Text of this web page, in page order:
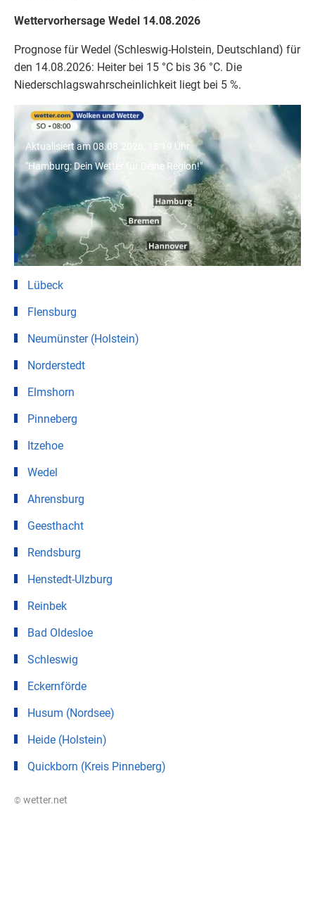
Wettervorhersage Wedel 14.08.2026
Prognose für Wedel (Schleswig-Holstein, Deutschland) für
den 14.08.2026: Heiter bei 15 °C bis 36 °C. Die
Niederschlagswahrscheinlichkeit liegt bei 5 %.
"Hamburg: Dein Wetter für Deine Region!"
Aktualisiert am 08.08.2026, 18:19 Uhr
"Hamburg: Dein Wetter für Deine Region!"
Wetter für Städte in Schleswig-Holstein
Hamburg
Kiel
Lübeck
Flensburg
Neumünster (Holstein)
Norderstedt
Elmshorn
Pinneberg
Itzehoe
Wedel
Ahrensburg
Geesthacht
Rendsburg
Henstedt-Ulzburg
Reinbek
Bad Oldesloe
Schleswig
Eckernförde
Husum (Nordsee)
Heide (Holstein)
Quickborn (Kreis Pinneberg)
© wetter.net